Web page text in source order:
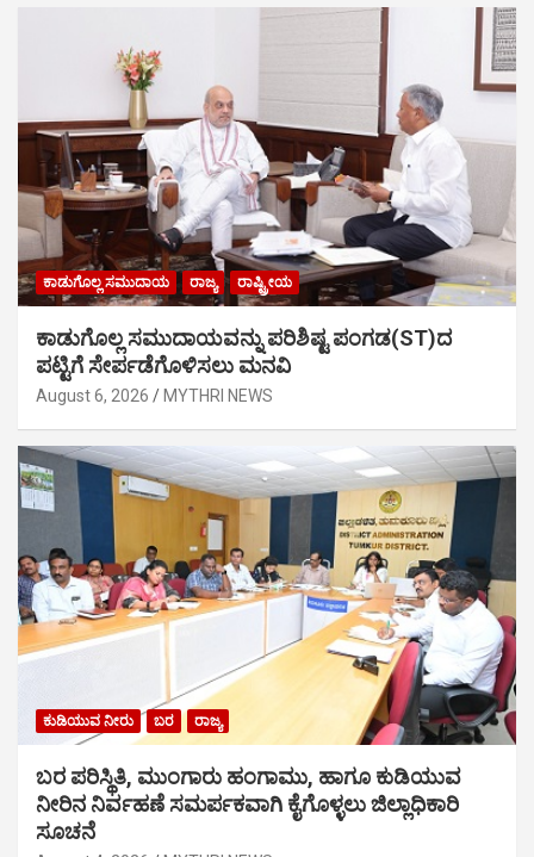
ಕಾಡುಗೊಲ್ಲ ಸಮುದಾಯ ರಾಜ್ಯ ರಾಷ್ಟ್ರೀಯ
ಕಾಡುಗೊಲ್ಲ ಸಮುದಾಯವನ್ನು ಪರಿಶಿಷ್ಟ ಪಂಗಡ(ST)ದ
ಪಟ್ಟಿಗೆ ಸೇರ್ಪಡೆಗೊಳಿಸಲು ಮನವಿ
August 6, 2026 MYTHRI NEWS
ಕುಡಿಯುವ ನೀರು ಬರ ರಾಜ್ಯ
ಬರ ಪರಿಸ್ಥಿತಿ, ಮುಂಗಾರು ಹಂಗಾಮು, ಹಾಗೂ ಕುಡಿಯುವ
ನೀರಿನ ನಿರ್ವಹಣೆ ಸಮರ್ಪಕವಾಗಿ ಕೈಗೊಳ್ಳಲು ಜಿಲ್ಲಾಧಿಕಾರಿ
ಸೂಚನೆ